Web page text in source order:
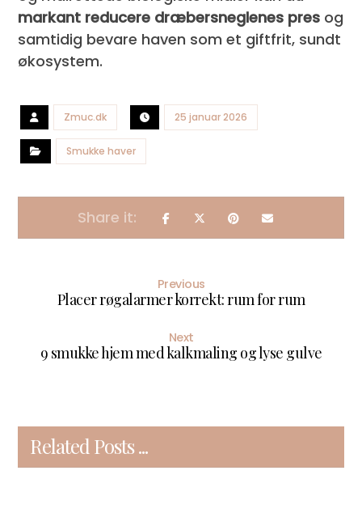
markant reducere dræbersneglenes pres og
samtidig bevare haven som et giftfrit, sundt
økosystem.
Zmuc.dk 25 januar 2026
Smukke haver
Previous
Placer røgalarmer korrekt: rum for rum
Next
9 smukke hjem med kalkmaling og lyse gulve
Related Posts ...